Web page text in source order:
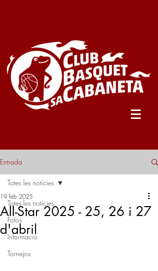
Entrada
Totes les notícies
Fotos
Informació
Tornejos
Totes les notícies
All-Star 2025 - 25, 26 i 27
d'abril
19 feb 2025